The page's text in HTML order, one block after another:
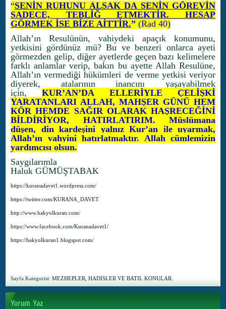
“SENİN RUHUNU ALSAK DA SENİN GÖREVİN
SADECE, TEBLİĞ ETMEKTİR. HESAP
GÖRMEK İSE BİZE AİTTİR.” (Rad 40)
Allah’ın Resulünün, vahiydeki apaçık konumunu,
yetkisini gördünüz mü? Bu ve benzeri onlarca ayeti
görmezden gelip, diğer ayetlerde geçen bazı kelimelere
farklı anlamlar verip, bakın bu ayette Allah Resulüne,
Allah’ın vermediği hükümleri de verme yetkisi veriyor
diyerek, atalarının inancını yaşayabilmek
için,KUR’AN’DA ELLERİYLE ÇELİŞKİ
YARATANLARI ALLAH, MAHŞER GÜNÜ HEM
KÖR HEMDE SAĞIR OLARAK HAŞRECEĞİNİ
BİLDİRİYOR, HATIRLATIRIM. Müslümana
düşen, din kardeşini yalnız Kur’an ile uyarmak,
Allah’ın vahyini hatırlatmaktır. Allah cümlemizin
yardımcısı olsun.
Saygılarımla
Haluk GÜMÜŞTABAK
https://kuranadavet1.wordpress.com/
https://twitter.com/KURANA_DAVET
http://www.hakyolkuran.com/
https://www.facebook.com/Kuranadavet1/
https://hakyolkuran1.blogspot.com/
Sayfa Kategorisi: MEZHEPLER, HADİSLER VE BATIL KONULAR.